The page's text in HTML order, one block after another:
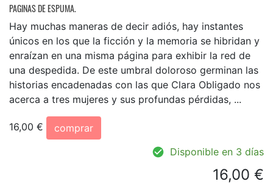
PAGINAS DE ESPUMA.
Hay muchas maneras de decir adiós, hay instantes
únicos en los que la ficción y la memoria se hibridan y
enraízan en una misma página para exhibir la red de
una despedida. De este umbral doloroso germinan las
historias encadenadas con las que Clara Obligado nos
acerca a tres mujeres y sus profundas pérdidas, ...
16,00 €
comprar
Disponible en 3 días
16,00 €